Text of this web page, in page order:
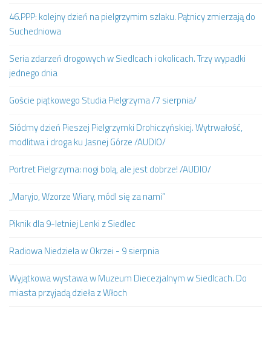
46.PPP: kolejny dzień na pielgrzymim szlaku. Pątnicy zmierzają do
Suchedniowa
Seria zdarzeń drogowych w Siedlcach i okolicach. Trzy wypadki
jednego dnia
Goście piątkowego Studia Pielgrzyma /7 sierpnia/
Siódmy dzień Pieszej Pielgrzymki Drohiczyńskiej. Wytrwałość,
modlitwa i droga ku Jasnej Górze /AUDIO/
Portret Pielgrzyma: nogi bolą, ale jest dobrze! /AUDIO/
„Maryjo, Wzorze Wiary, módl się za nami”
Piknik dla 9-letniej Lenki z Siedlec
Radiowa Niedziela w Okrzei - 9 sierpnia
Wyjątkowa wystawa w Muzeum Diecezjalnym w Siedlcach. Do
miasta przyjadą dzieła z Włoch